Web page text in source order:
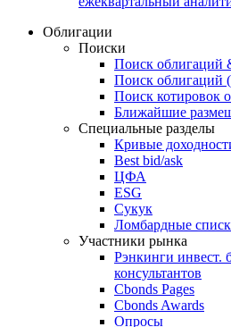
Cbonds Review
ежеквартальный
Облигации
Поиски
Поиск облигаций
Поиск облигаций
Поиск котировок
Ближайшие
Специальные разделы
Кривые доходности
Best bid/ask
ЦФА
ESG
Сукук
Ломбардные списки
Участники рынка
Рэнкинги инвест.